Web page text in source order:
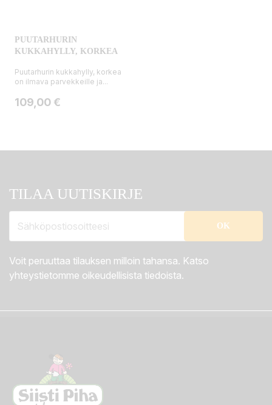
PUUTARHURIN
KUKKAHYLLY, KORKEA
Puutarhurin kukkahylly, korkea
on ilmava parvekkeille ja...
Hinta
109,00 €
TILAA UUTISKIRJE
Voit peruuttaa tilauksen milloin tahansa. Katso
yhteystietomme oikeudellisista tiedoista.